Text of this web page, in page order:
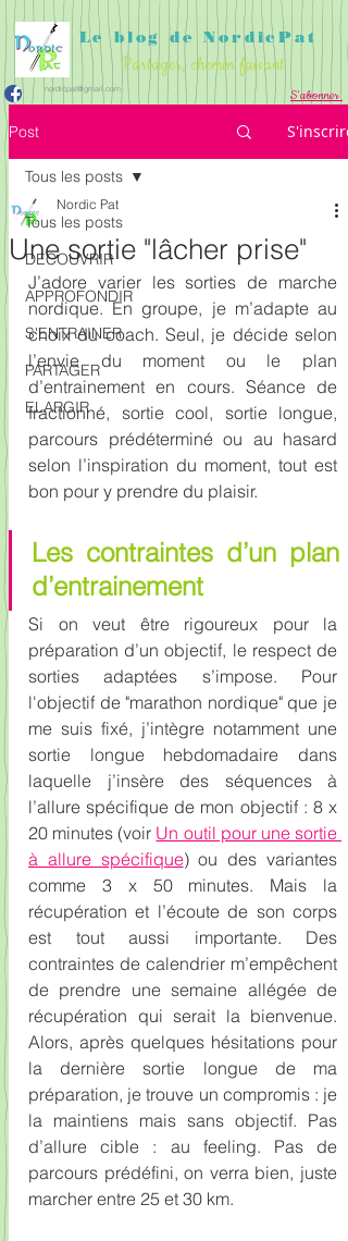
Le blog de NordicPat
Partager, chemin faisant
nordicpat@gmail.com S'abonner
S'ENTRAINER ELARGIR
Post S'inscrire
Tous les posts
DECOUVRIR
APPROFONDIR
S'ENTRAINER
PARTAGER
ELARGIR
Tous les posts
Une sortie "lâcher prise"
Nordic Pat
J’adore varier les sorties de marche
nordique. En groupe, je m’adapte au
choix du coach. Seul, je décide selon
l’envie du moment ou le plan
d’entrainement en cours. Séance de
fractionné, sortie cool, sortie longue,
parcours prédéterminé ou au hasard
selon l’inspiration du moment, tout est
bon pour y prendre du plaisir.
Les contraintes d’un plan
d’entrainement
Si on veut être rigoureux pour la
préparation d’un objectif, le respect de
sorties adaptées s’impose. Pour
l'objectif de "marathon nordique" que je
me suis fixé, j’intègre notamment une
sortie longue hebdomadaire dans
laquelle j’insère des séquences à
l’allure spécifique de mon objectif : 8 x
20 minutes (voir Un outil pour une sortie
à allure spécifique) ou des variantes
comme 3 x 50 minutes. Mais la
récupération et l’écoute de son corps
est tout aussi importante. Des
contraintes de calendrier m’empêchent
de prendre une semaine allégée de
récupération qui serait la bienvenue.
Alors, après quelques hésitations pour
la dernière sortie longue de ma
préparation, je trouve un compromis : je
la maintiens mais sans objectif. Pas
d’allure cible : au feeling. Pas de
parcours prédéfini, on verra bien, juste
marcher entre 25 et 30 km.